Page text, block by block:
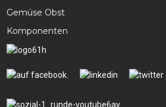
Gemüse Obst
Komponenten